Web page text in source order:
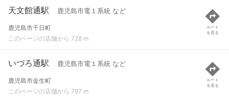
天文館通駅 鹿児島市電１系統 など
鹿児島市千日町
このページの店舗から 728 m
ルート
を見る
いづろ通駅 鹿児島市電１系統 など
鹿児島市金生町
このページの店舗から 797 m
ルート
を見る